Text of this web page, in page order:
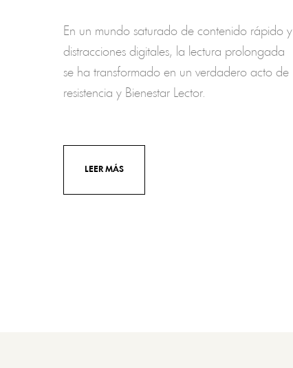
En un mundo saturado de contenido rápido y
distracciones digitales, la lectura prolongada
se ha transformado en un verdadero acto de
resistencia y Bienestar Lector.
LEER MÁS